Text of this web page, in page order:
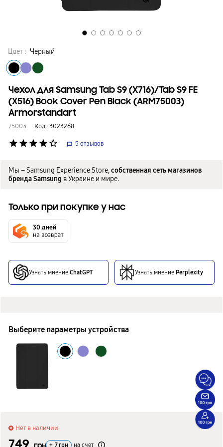
Цвет : Черный
Чехол для Samsung Tab S9 (X716)/Tab S9 FE
(X516) Book Cover Pen Black (ARM75003)
Armorstandart
75003 Код: 3023268
star star star star star_border 5 отзывов
Мы – Samsung Experience Store,собственная сеть магазинов
бренда Samsung в Украине и мире.
Только при покупке у нас
Узнать мнение ChatGPT Узнать мнение Perplexity
Выберите параметры устройства
Нет в наличии
749 + 7 грн на счет